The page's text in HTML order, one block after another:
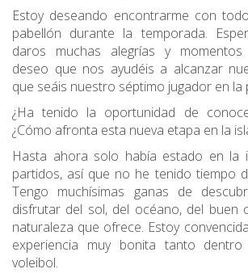
Estoy deseando encontrarme con
pabellón durante la temporada.
daros muchas alegrías y momentos
deseo que nos ayudéis a alcanzar
que seáis nuestro séptimo jugador en la
¿Ha tenido la oportunidad de
¿Cómo afronta esta nueva etapa en la
Hasta ahora solo había estado en la
partidos, así que no he tenido tiempo
Tengo muchísimas ganas de
disfrutar del sol, del océano, del buen
naturaleza que ofrece. Estoy
experiencia muy bonita tanto
voleibol.